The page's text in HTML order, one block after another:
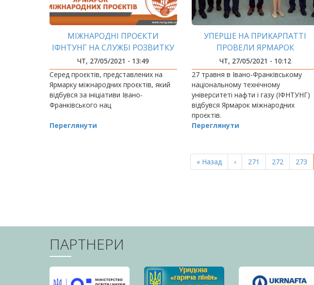
МІЖНАРОДНІ ПРОЄКТИ
ІФНТУНГ НА СЛУЖБІ РОЗВИТКУ
ПРИКАРПАТТЯ
ЧТ, 27/05/2021 - 13:49
Серед проєктів, представлених на
Ярмарку міжнародних проєктів, який
відбувся за ініціативи Івано-
Франківського нац
Переглянути
УПЕРШЕ НА ПРИКАРПАТТІ
ПРОВЕЛИ ЯРМАРОК
МІЖНАРОДНИХ ПРОЄКТІВ – 2021
ЧТ, 27/05/2021 - 10:12
27 травня в Івано-Франківському
національному технічному
університеті нафти і газу (ІФНТУНГ)
відбувся Ярмарок міжнародних
проєктів.
Переглянути
Перша
сторінка
« Назад
Попередня
сторінка
‹ Page
271 Page
272 Page
273
ПАРТНЕРИ